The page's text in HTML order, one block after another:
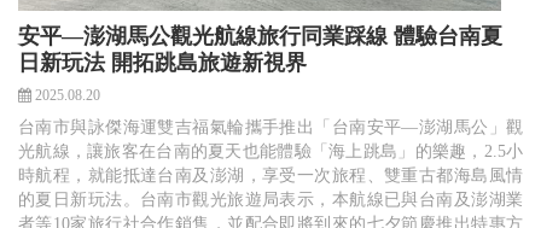
安平—澎湖馬公觀光航線旅行同業踩線 體驗台南夏
日新玩法 開拓跳島旅遊新視界
2025.08.20
台南市與詠傑海運雙吉福氣輪攜手推出「台南安平—澎湖馬公」觀
光航線，讓旅客在台南的夏天也能體驗「海上跳島」的樂趣，2.5小
時航程，就能抵達台南及澎湖，享受一次旅程、雙重古都海島風情
的夏日新玩法。台南市觀光旅遊局表示，本航線已與台南及澎湖業
者等10家旅行社合作銷售，並配合即將到來的七夕節慶推出特惠方